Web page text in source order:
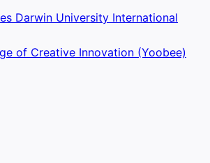
Darwin University International
of Creative Innovation (Yoobee)